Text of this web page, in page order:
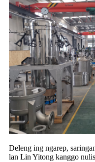
Deleng ing ngarep,
lan Lin Yitong kanggo